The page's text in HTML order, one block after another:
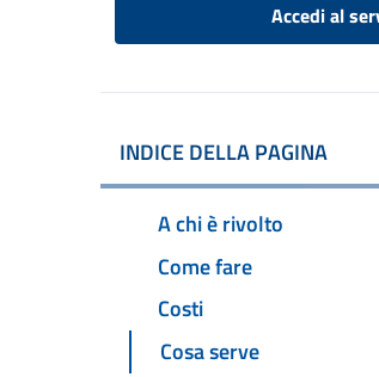
Accedi al
INDICE DELLA PAGINA
A chi è rivolto
Come fare
Costi
Cosa serve